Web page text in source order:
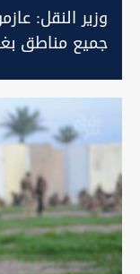
وزير النقل:
جميع مناطق